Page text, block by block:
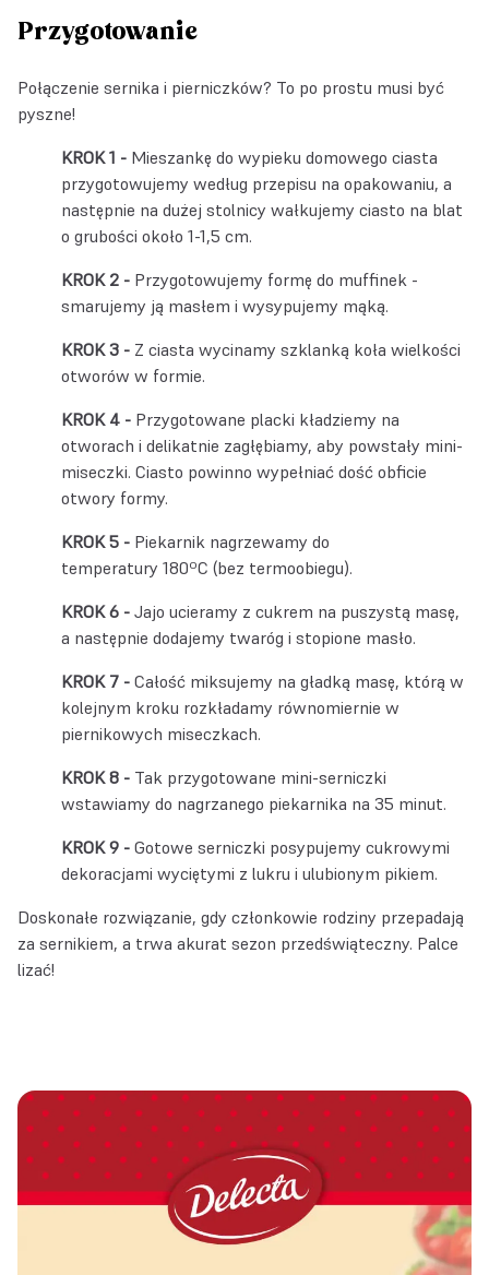
Przygotowanie
Połączenie sernika i pierniczków? To po prostu musi być
pyszne!
Mieszankę do wypieku domowego ciasta
przygotowujemy według przepisu na opakowaniu, a
następnie na dużej stolnicy wałkujemy ciasto na blat
o grubości około 1-1,5 cm.
Przygotowujemy formę do muffinek -
smarujemy ją masłem i wysypujemy mąką.
Z ciasta wycinamy szklanką koła wielkości
otworów w formie.
Przygotowane placki kładziemy na
otworach i delikatnie zagłębiamy, aby powstały mini-
miseczki. Ciasto powinno wypełniać dość obficie
otwory formy.
Piekarnik nagrzewamy do
temperatury 180ºC (bez termoobiegu).
Jajo ucieramy z cukrem na puszystą masę,
a następnie dodajemy twaróg i stopione masło.
Całość miksujemy na gładką masę, którą w
kolejnym kroku rozkładamy równomiernie w
piernikowych miseczkach.
Tak przygotowane mini-serniczki
wstawiamy do nagrzanego piekarnika na 35 minut.
Gotowe serniczki posypujemy cukrowymi
dekoracjami wyciętymi z lukru i ulubionym pikiem.
Doskonałe rozwiązanie, gdy członkowie rodziny przepadają
za sernikiem, a trwa akurat sezon przedświąteczny. Palce
lizać!